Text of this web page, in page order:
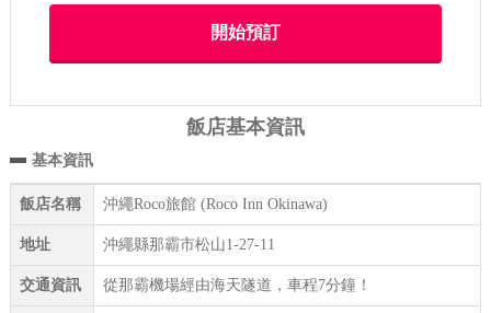
飯店基本資訊
基本資訊
飯店名稱 沖繩Roco旅館 (Roco Inn Okinawa)
地址 沖繩縣那霸市松山1-27-11
交通資訊 從那霸機場經由海天隧道，車程7分鐘！